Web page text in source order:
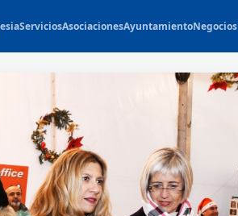
ServiciosAsociacionesAyuntamientoNegocios